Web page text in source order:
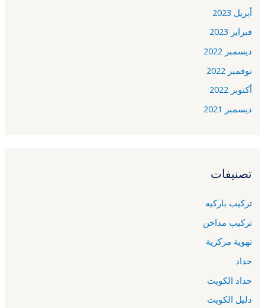
أبريل 2023
فبراير 2023
ديسمبر 2022
نوفمبر 2022
أكتوبر 2022
ديسمبر 2021
تصنيفات
تركيب باركيه
تركيب مداخن
تهوية مركزية
حداد
حداد الكويت
دليل الكويت